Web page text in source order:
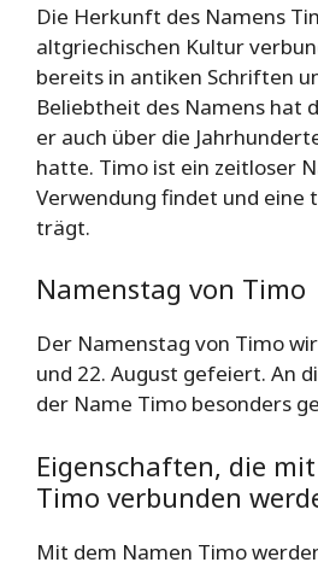
Die Herkunft des Namens
altgriechischen Kultur
bereits in antiken Schriften
Beliebtheit des Namens hat
er auch über die
hatte. Timo ist ein zeitloser
Verwendung findet und eine
trägt.
Namenstag von Timo
Der Namenstag von Timo
und 22. August gefeiert. An
der Name Timo besonders
Eigenschaften, die
Timo verbunden
Mit dem Namen Timo